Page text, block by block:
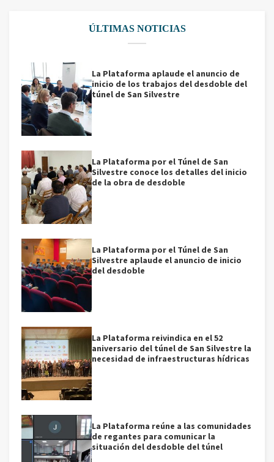
ÚLTIMAS NOTICIAS
La Plataforma aplaude el anuncio de
inicio de los trabajos del desdoble del
túnel de San Silvestre
La Plataforma por el Túnel de San
Silvestre conoce los detalles del inicio
de la obra de desdoble
La Plataforma por el Túnel de San
Silvestre aplaude el anuncio de inicio
del desdoble
La Plataforma reivindica en el 52
aniversario del túnel de San Silvestre la
necesidad de infraestructuras hídricas
La Plataforma reúne a las comunidades
de regantes para comunicar la
situación del desdoble del túnel